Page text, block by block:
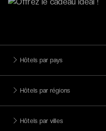
Hôtels par pays
Hôtels par régions
Hôtels par villes